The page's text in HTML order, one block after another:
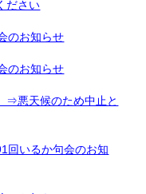
ださい
のお知らせ
のお知らせ
⇒悪天候のため中止と
回いるか句会のお知